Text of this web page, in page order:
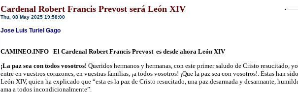
Cardenal Robert Francis Prevost será León XIV
Thu, 08 May 2025 19:58:00
Jose Luis Turiel Gago
CAMINEO.INFO El Cardenal Robert Francis Prevost es desde ahoraLeón XIV
¡La paz sea con todos vosotros! Queridos hermanos y hermanas, con este primer saludo de Cristo resucitado,
entre en vuestros corazones, en vuestras familias, ¡a todos vosotros! ¡Que la paz sea con vosotros!. Estas han
León XIV, quien ha explicado que “esta es la paz de Cristo resucitado, una paz desarmada y desarmante,
ama a todos incondicionalmente”.